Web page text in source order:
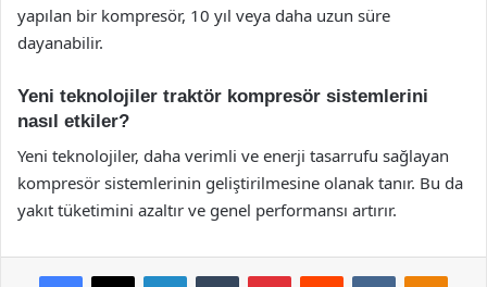
yapılan bir kompresör, 10 yıl veya daha uzun süre
dayanabilir.
Yeni teknolojiler traktör kompresör sistemlerini
nasıl etkiler?
Yeni teknolojiler, daha verimli ve enerji tasarrufu sağlayan
kompresör sistemlerinin geliştirilmesine olanak tanır. Bu da
yakıt tüketimini azaltır ve genel performansı artırır.
Facebook
X LinkedInTumblr PinterestReddit VKontakte